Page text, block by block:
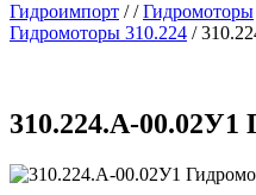
Гидроимпорт //Гидромоторы
Гидромоторы 310.224 /
310.224.А-00.02У1